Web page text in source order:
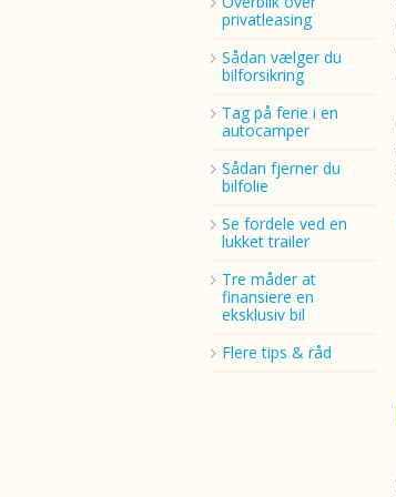
privatleasing
Sådan vælger du
bilforsikring
Tag på ferie i en
autocamper
Sådan fjerner du
bilfolie
Se fordele ved en
lukket trailer
Tre måder at
finansiere en
eksklusiv bil
Flere tips & råd